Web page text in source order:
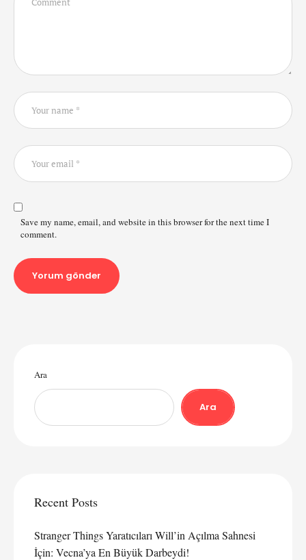
Save my name, email, and website in this browser for the next time I
comment.
Ara
Ara
Recent Posts
Stranger Things Yaratıcıları Will’in Açılma Sahnesi
İçin: Vecna’ya En Büyük Darbeydi!